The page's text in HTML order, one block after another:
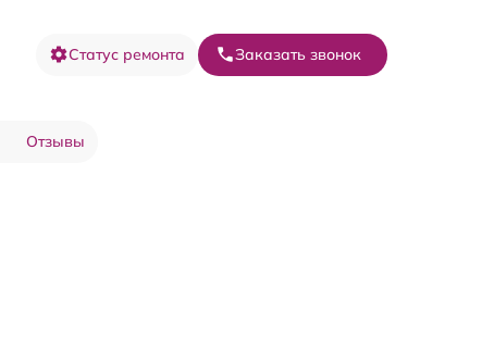
Статус ремонта Заказать звонок
Отзывы